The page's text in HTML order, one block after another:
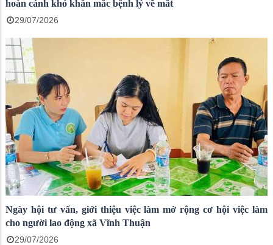
hoàn cảnh khó khăn mắc bệnh lý về mắt
29/07/2026
Ngày hội tư vấn, giới thiệu việc làm mở rộng cơ hội việc làm
cho người lao động xã Vĩnh Thuận
29/07/2026